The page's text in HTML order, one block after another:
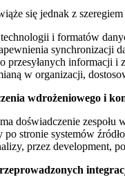
się jednak z
i formatów
synchronizacji
przesyłanych informacji
w organizacji,
wdrożeniowego i
doświadczenie
po stronie systemów
przez development,